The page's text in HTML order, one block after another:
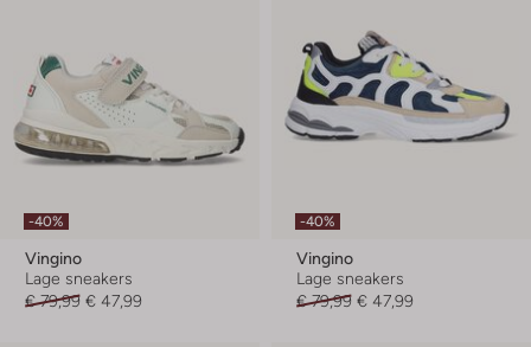
-40%
Vingino
Lage sneakers
€ 79,99 € 47,99
-40%
Vingino
Lage sneakers
€ 79,99 € 47,99